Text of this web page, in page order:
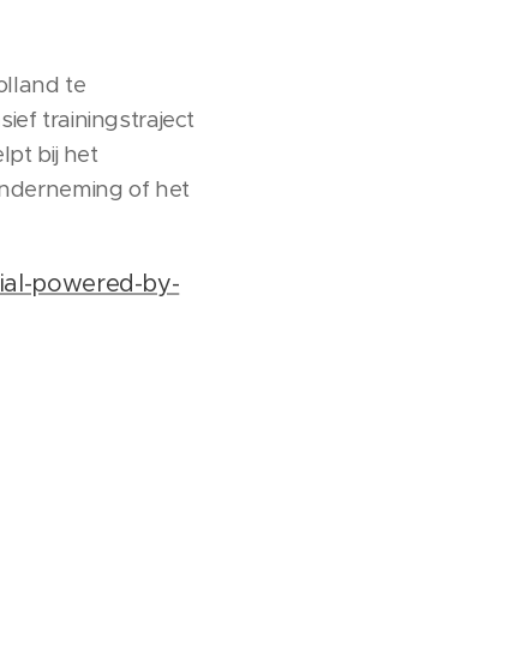
te
trainingstraject
bij het
of het
powered-by-